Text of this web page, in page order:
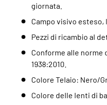
giornata.
Campo visivo esteso,
Pezzi di ricambio al
Conforme alle norme
1938:2010.
Colore Telaio: Nero/
Colore delle lenti di